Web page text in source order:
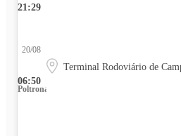
21:29
06:50
20/08
Terminal Rodoviário de
Poltrona